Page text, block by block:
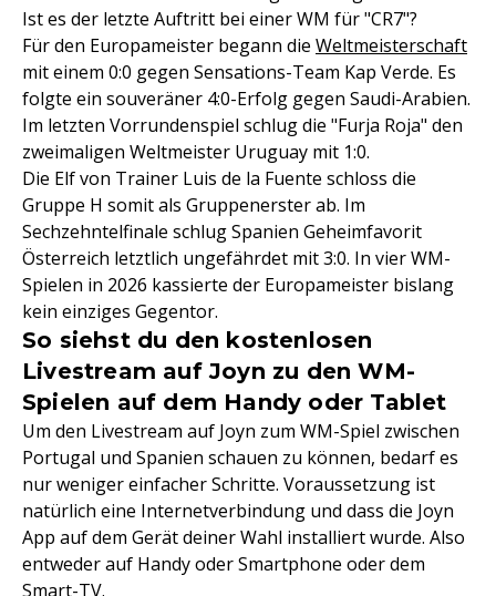
Ist es der letzte Auftritt bei einer WM für "CR7"?
Für den Europameister begann die Weltmeisterschaft
mit einem 0:0 gegen Sensations-Team Kap Verde. Es
folgte ein souveräner 4:0-Erfolg gegen Saudi-Arabien.
Im letzten Vorrundenspiel schlug die "Furja Roja" den
zweimaligen Weltmeister Uruguay mit 1:0.
Die Elf von Trainer Luis de la Fuente schloss die
Gruppe H somit als Gruppenerster ab. Im
Sechzehntelfinale schlug Spanien Geheimfavorit
Österreich letztlich ungefährdet mit 3:0. In vier WM-
Spielen in 2026 kassierte der Europameister bislang
kein einziges Gegentor.
So siehst du den kostenlosen
Livestream auf Joyn zu den WM-
Spielen auf dem Handy oder Tablet
Um den Livestream auf Joyn zum WM-Spiel zwischen
Portugal und Spanien schauen zu können, bedarf es
nur weniger einfacher Schritte. Voraussetzung ist
natürlich eine Internetverbindung und dass die Joyn
App auf dem Gerät deiner Wahl installiert wurde. Also
entweder auf Handy oder Smartphone oder dem
Smart-TV.